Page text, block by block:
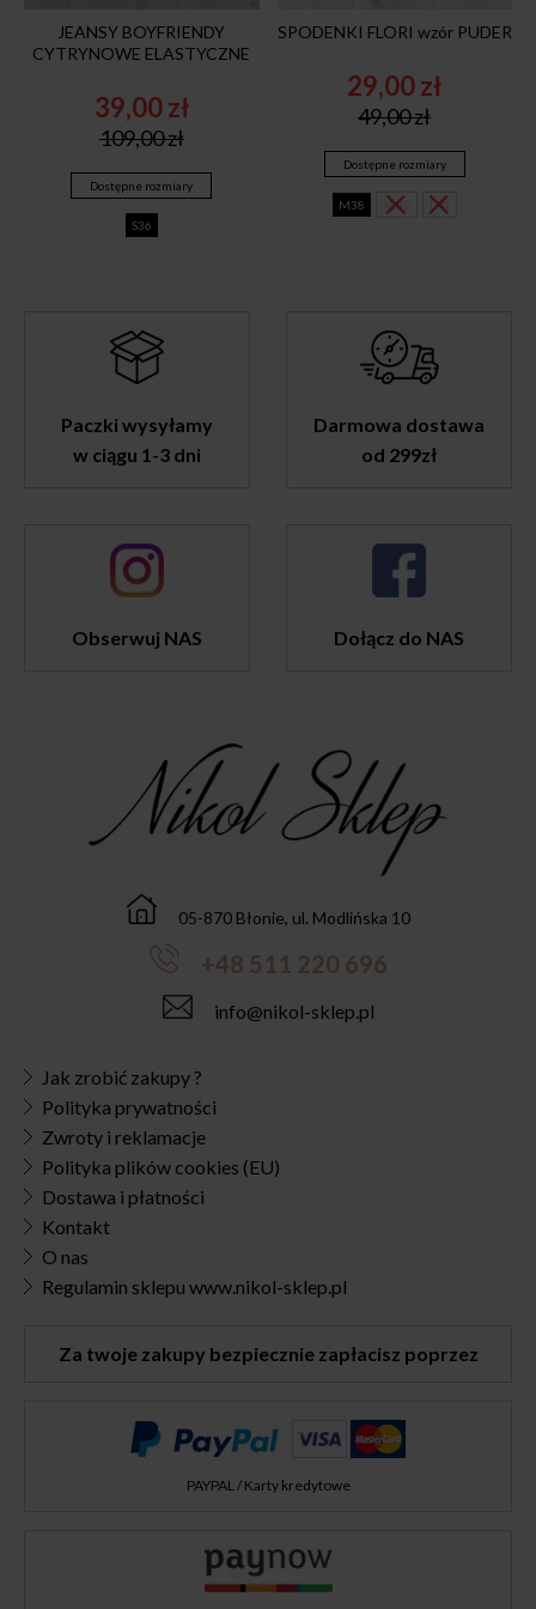
JEANSY BOYFRIENDY
CYTRYNOWE ELASTYCZNE
109,00zł
Original
price
was:
109,00 zł.
39,00zł
Current
price
is:
39,00 zł.
Dostępne rozmiary
S36
SPODENKI FLORI wzór PUDER
49,00zł
Original
price
was:
49,00 zł.
29,00zł
Current
price
is:
29,00 zł.
Dostępne rozmiary
M38 XL42 L40
Paczki wysyłamy
w ciągu 1-3 dni
Darmowa dostawa
od 299zł
Obserwuj NAS Dołącz do NAS
05-870 Błonie, ul. Modlińska 10
+48 511 220 696
info@nikol-sklep.pl
Jak zrobić zakupy ?
Polityka prywatności
Zwroty i reklamacje
Polityka plików cookies (EU)
Dostawa i płatności
Kontakt
O nas
Regulamin sklepu www.nikol-sklep.pl
Za twoje zakupy bezpiecznie zapłacisz poprzez
PAYPAL / Karty kredytowe